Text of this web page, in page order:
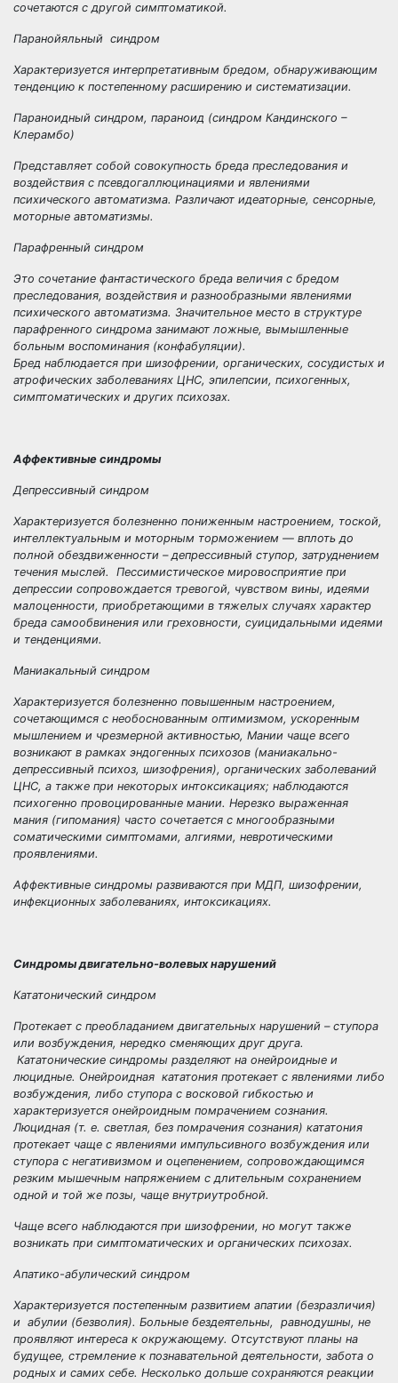
сочетаются с другой симптоматикой.
Паранойяльный синдром
Характеризуется интерпретативным бредом, обнаруживающим
тенденцию к постепенному расширению и систематизации.
Параноидный синдром, параноид (синдром Кандинского –
Клерамбо)
Представляет собой совокупность бреда преследования и
воздействия с псевдогаллюцинациями и явлениями
психического автоматизма. Различают идеаторные, сенсорные,
моторные автоматизмы.
Парафренный синдром
Это сочетание фантастического бреда величия с бредом
преследования, воздействия и разнообразными явлениями
психического автоматизма. Значительное место в структуре
парафренного синдрома занимают ложные, вымышленные
больным воспоминания (конфабуляции).
Бред наблюдается при шизофрении, органических, сосудистых и
атрофических заболеваниях ЦНС, эпилепсии, психогенных,
симптоматических и других психозах.
Аффективные синдромы
Депрессивный синдром
Характеризуется болезненно пониженным настроением, тоской,
интеллектуальным и моторным торможением — вплоть до
полной обездвиженности – депрессивный ступор, затруднением
течения мыслей. Пессимистическое мировосприятие при
депрессии сопровождается тревогой, чувством вины, идеями
малоценности, приобретающими в тяжелых случаях характер
бреда самообвинения или греховности, суицидальными идеями
и тенденциями.
Маниакальный синдром
Характеризуется болезненно повышенным настроением,
сочетающимся с необоснованным оптимизмом, ускоренным
мышлением и чрезмерной активностью, Мании чаще всего
возникают в рамках эндогенных психозов (маниакально-
депрессивный психоз, шизофрения), органических заболеваний
ЦНС, а также при некоторых интоксикациях; наблюдаются
психогенно провоцированные мании. Нерезко выраженная
мания (гипомания) часто сочетается с многообразными
соматическими симптомами, алгиями, невротическими
проявлениями.
Аффективные синдромы развиваются при МДП, шизофрении,
инфекционных заболеваниях, интоксикациях.
Синдромы двигательно-волевых нарушений
Кататонический синдром
Протекает с преобладанием двигательных нарушений – ступора
или возбуждения, нередко сменяющих друг друга.
Кататонические синдромы разделяют на онейроидные и
люцидные. Онейроидная кататония протекает с явлениями либо
возбуждения, либо ступора с восковой гибкостью и
характеризуется онейроидным помрачением сознания.
Люцидная (т. е. светлая, без помрачения сознания) кататония
протекает чаще с явлениями импульсивного возбуждения или
ступора с негативизмом и оцепенением, сопровождающимся
резким мышечным напряжением с длительным сохранением
одной и той же позы, чаще внутриутробной.
Чаще всего наблюдаются при шизофрении, но могут также
возникать при симптоматических и органических психозах.
Апатико-абулический синдром
Характеризуется постепенным развитием апатии (безразличия)
и абулии (безволия). Больные бездеятельны, равнодушны, не
проявляют интереса к окружающему. Отсутствуют планы на
будущее, стремление к познавательной деятельности, забота о
родных и самих себе. Несколько дольше сохраняются реакции